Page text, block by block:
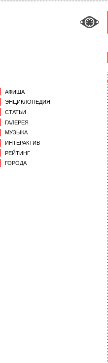
АФИША
ЭНЦИКЛОПЕДИЯ
СТАТЬИ
ГАЛЕРЕЯ
МУЗЫКА
ИНТЕРАКТИВ
РЕЙТИНГ
ГОРОДА